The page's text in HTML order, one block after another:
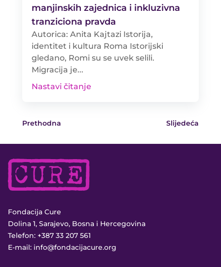
manjinskih zajednica i inkluzivna
tranziciona pravda
Autorica: Anita Kajtazi Istorija,
identitet i kultura Roma Istorijski
gledano, Romi su se uvek selili.
Migracija je...
Nastavi čitanje
Prethodna Slijedeća
Fondacija Cure
Dolina 1, Sarajevo, Bosna i Hercegovina
Telefon: +387 33 207 561
E-mail: info@fondacijacure.org